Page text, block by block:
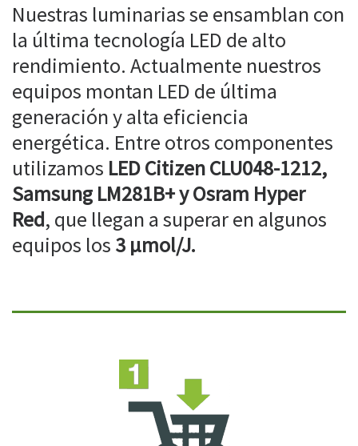
Nuestras luminarias se ensamblan con
la última tecnología LED de alto
rendimiento. Actualmente nuestros
equipos montan LED de última
generación y alta eficiencia
energética. Entre otros componentes
utilizamos LED Citizen CLU048-1212,
Samsung LM281B+ y Osram Hyper
Red, que llegan a superar en algunos
equipos los 3 µmol/J.